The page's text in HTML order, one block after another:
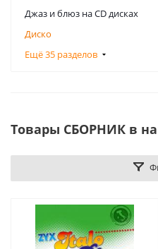
Джаз и блюз на CD дисках
Диско
Ещё 35 разделов
Товары СБОРНИК в